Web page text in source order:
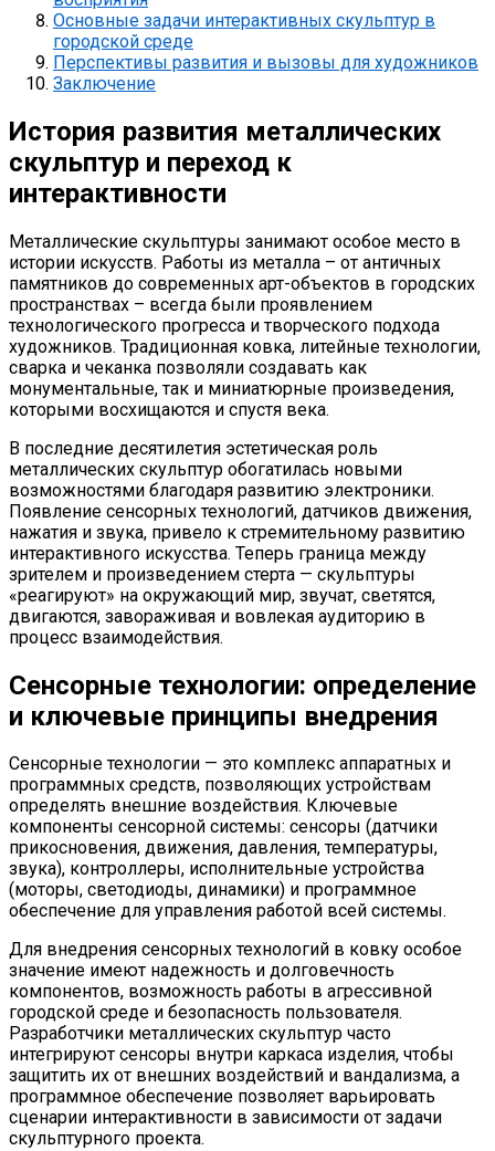
Основные задачи интерактивных скульптур в
городской среде
Перспективы развития и вызовы для художников
Заключение
История развития металлических
скульптур и переход к
интерактивности
Металлические скульптуры занимают особое место в
истории искусств. Работы из металла – от античных
памятников до современных арт-объектов в городских
пространствах – всегда были проявлением
технологического прогресса и творческого подхода
художников. Традиционная ковка, литейные технологии,
сварка и чеканка позволяли создавать как
монументальные, так и миниатюрные произведения,
которыми восхищаются и спустя века.
В последние десятилетия эстетическая роль
металлических скульптур обогатилась новыми
возможностями благодаря развитию электроники.
Появление сенсорных технологий, датчиков движения,
нажатия и звука, привело к стремительному развитию
интерактивного искусства. Теперь граница между
зрителем и произведением стерта — скульптуры
«реагируют» на окружающий мир, звучат, светятся,
двигаются, завораживая и вовлекая аудиторию в
процесс взаимодействия.
Сенсорные технологии: определение
и ключевые принципы внедрения
Сенсорные технологии — это комплекс аппаратных и
программных средств, позволяющих устройствам
определять внешние воздействия. Ключевые
компоненты сенсорной системы: сенсоры (датчики
прикосновения, движения, давления, температуры,
звука), контроллеры, исполнительные устройства
(моторы, светодиоды, динамики) и программное
обеспечение для управления работой всей системы.
Для внедрения сенсорных технологий в ковку особое
значение имеют надежность и долговечность
компонентов, возможность работы в агрессивной
городской среде и безопасность пользователя.
Разработчики металлических скульптур часто
интегрируют сенсоры внутри каркаса изделия, чтобы
защитить их от внешних воздействий и вандализма, а
программное обеспечение позволяет варьировать
сценарии интерактивности в зависимости от задачи
скульптурного проекта.